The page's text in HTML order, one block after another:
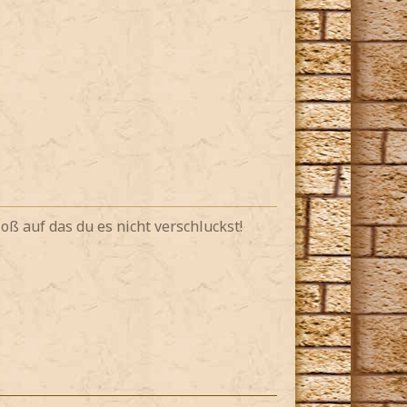
guten halt hat*
auf das du es nicht verschluckst!